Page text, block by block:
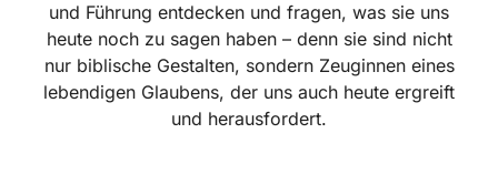
und Führung entdecken und fragen, was sie uns
heute noch zu sagen haben – denn sie sind nicht
nur biblische Gestalten, sondern Zeuginnen eines
lebendigen Glaubens, der uns auch heute ergreift
und herausfordert.